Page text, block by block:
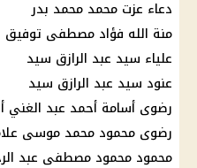
دعاء عزت محمد محمد بدر
منة الله فؤاد مصطفى توفيق
علياء سيد عبد الرازق سيد
عنود سيد عبد الرازق سيد
رضوى أسامة أحمد عبد الغني
رضوى محمود محمد موسى
محمود محمود مصطفى عبد